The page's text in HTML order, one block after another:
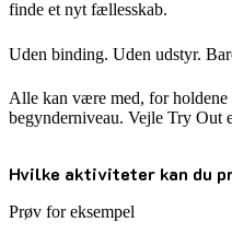
finde et nyt fællesskab.
Uden binding. Uden udstyr.
Alle kan være med, for
begynderniveau. Vejle Try Out
Hvilke aktiviteter kan du
Prøv for eksempel